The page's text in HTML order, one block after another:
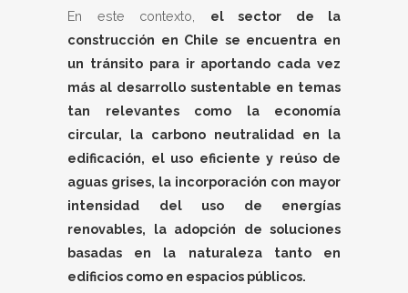
En este contexto, el sector de la
construcción en Chile se encuentra en
un tránsito para ir aportando cada vez
más al desarrollo sustentable en temas
tan relevantes como la economía
circular, la carbono neutralidad en la
edificación, el uso eficiente y reúso de
aguas grises, la incorporación con mayor
intensidad del uso de energías
renovables, la adopción de soluciones
basadas en la naturaleza tanto en
edificios como en espacios públicos.